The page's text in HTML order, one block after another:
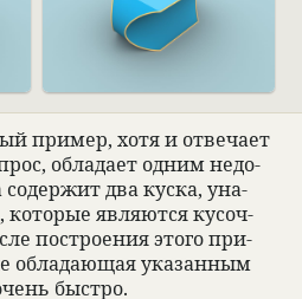
при­мер, хотя и отве­чает
обла­дает одним недо­
содержит два куска, уна­
кото­рые являются кусоч­
постро­е­ния этого при­
обла­дающая ука­зан­ным
быстро.